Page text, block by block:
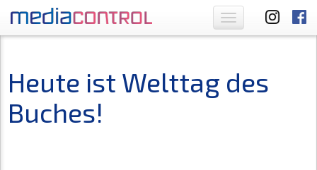
Toggle
navigation
Heute ist Welttag des
Buches!